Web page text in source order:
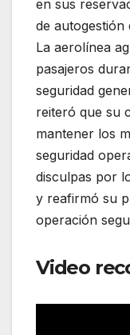
en sus
de autogestión
La aerolínea
pasajeros
seguridad
reiteró que su
mantener los
seguridad
disculpas por
y reafirmó su
operación
Video